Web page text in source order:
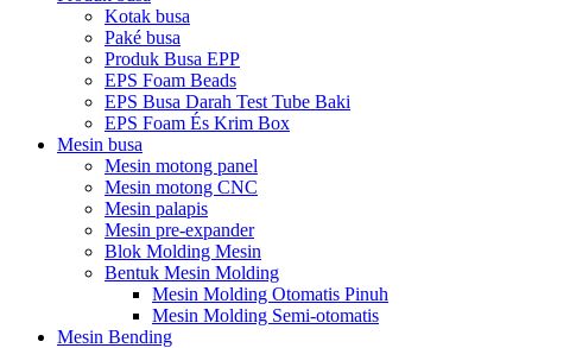
Kotak busa
Paké busa
Produk Busa EPP
EPS Foam Beads
EPS Busa Darah Test Tube Baki
EPS Foam És Krim Box
Mesin busa
Mesin motong panel
Mesin motong CNC
Mesin palapis
Mesin pre-expander
Blok Molding Mesin
Bentuk Mesin Molding
Mesin Molding Otomatis Pinuh
Mesin Molding Semi-otomatis
Mesin Bending